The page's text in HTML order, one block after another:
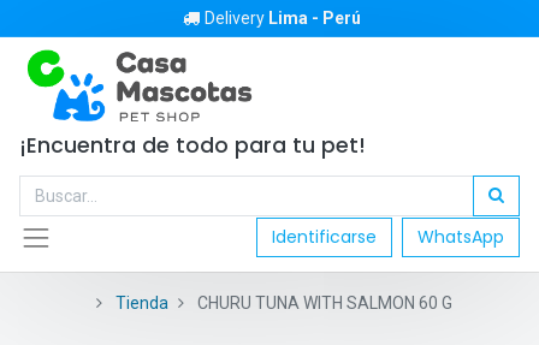
Delivery Lima - Perú
¡Encuentra de todo para tu pet!
Identificarse WhatsApp
Tienda CHURU TUNA WITH SALMON 60 G